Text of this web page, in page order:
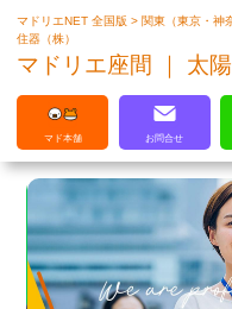
マドリエ
マドリエNET 全国版> 関東（東京・神
住器（株）
マドリエ座間 ｜ 太
マド本舗 お問合せ